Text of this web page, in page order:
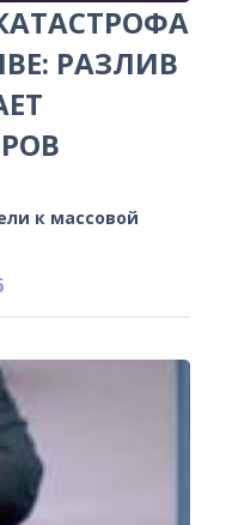
РАЗЛИВ
к массовой